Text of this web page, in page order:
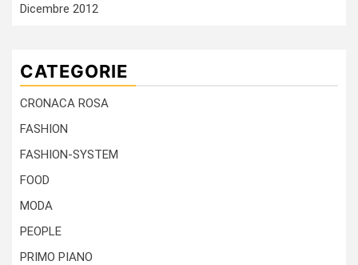
Dicembre 2012
CATEGORIE
CRONACA ROSA
FASHION
FASHION-SYSTEM
FOOD
MODA
PEOPLE
PRIMO PIANO